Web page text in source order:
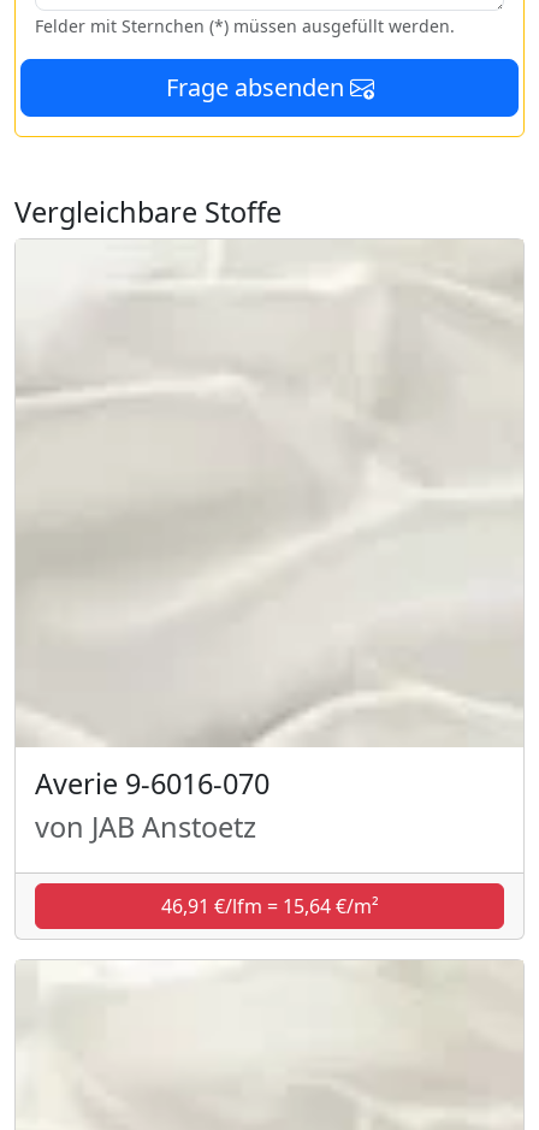
Felder mit Sternchen (*) müssen ausgefüllt werden.
Frage absenden
Vergleichbare Stoffe
Averie 9-6016-070
von JAB Anstoetz
46,91 €/lfm = 15,64 €/m²